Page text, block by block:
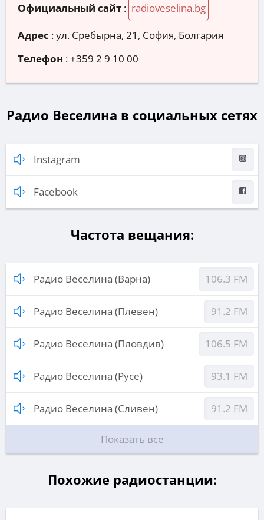
Официальный сайт : radioveselina.bg
Адрес :ул. Сребырна, 21, София, Болгария
Телефон :+359 2 9 10 00
Радио Веселина в социальных сетях
Instagram
Facebook
Частота вещания:
Радио Веселина (Варна) 106.3 FM
Радио Веселина (Плевен) 91.2 FM
Радио Веселина (Пловдив) 106.5 FM
Радио Веселина (Русе) 93.1 FM
Радио Веселина (Сливен) 91.2 FM
Показать все
Похожие радиостанции: